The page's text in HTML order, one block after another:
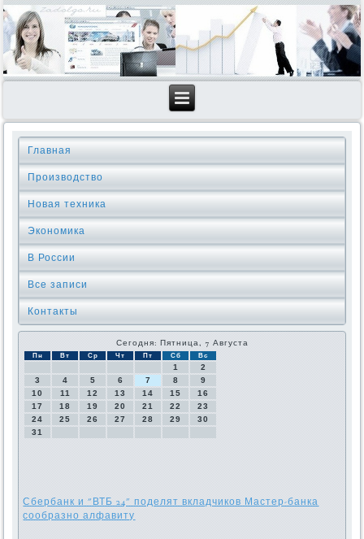
Главная
Производство
Новая техника
Экономика
В России
Все записи
Контакты
Сегодня: Пятница, 7 Августа
Пн Вт Ср Чт Пт Сб Вс
1
2
3
4 5 6 7 8
9
10
11 12 13 14 15
16
17
18 19 20 21 22
23
24
25 26 27 28 29
30
31
Сбербанк и "ВТБ 24" поделят вкладчиков Мастер-банка
сообразно алфавиту